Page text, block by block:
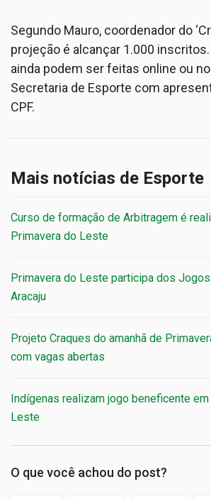
Segundo Mauro, coordenador do
projeção é alcançar 1.000
ainda podem ser feitas online ou no
Secretaria de Esporte com
CPF.
Mais notícias de Esporte
Curso de formação de Arbitragem é
Primavera do Leste
Primavera do Leste participa dos
Aracaju
Projeto Craques do amanhã de
com vagas abertas
Indígenas realizam jogo beneficente
Leste
O que você achou do post?